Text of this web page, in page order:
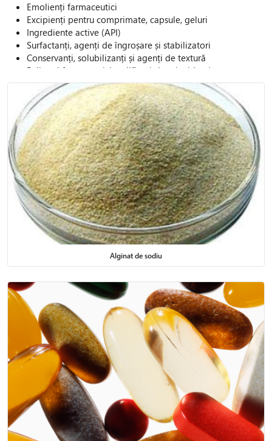
Emolienți farmaceutici
Excipienți pentru comprimate, capsule, geluri
Ingrediente active (API)
Surfactanți, agenți de îngroșare și stabilizatori
Conservanți, solubilizanți și agenți de textură
Polimeri farmaceutici, gelifianți și antioxidanți
Co-emulsifianți farmaceutici: pentru stabilizarea și
îmbunătățirea emulsificării în formule lichide și semisolide
Co-solvenți farmaceutici: pentru solubilizarea substanțelor
active sau auxiliare, crescând biodisponibilitatea
produselor
Emolienți pentru produse farmaceutice și dermatologice
Emolienții sunt componente esențiale în produsele de îngrijire a
pielii și în numeroase formule farmaceutice. Rolul lor este de a
hidrata, proteja și reface bariera cutanată, oferind confort și
eficiență tratamentelor topice. În portofoliul Chemco vei găsi o
varietate de emolienți utilizați în:
creme și unguente pentru piele sensibilă sau uscată,
loțiuni dermatologice,
geluri și formule orale cu efect calmant,
produse pentru îngrijirea pediatrică și geriatrică.
Emolienții asigură nu doar o senzație plăcută la aplicare, ci și
absorbția optimă a substanțelor active. Ei contribuie la
stabilitatea și textura produselor, fiind indispensabili în
dermatocosmetice și medicamente topice.
Pe lângă emolienți, categoria noastră de materii prime
farmaceutice include o gamă completă de adjuvanți esențiali în
procesul de formulare farmaceutică.
Adjuvanții farmaceutici
Alginat de sodiu